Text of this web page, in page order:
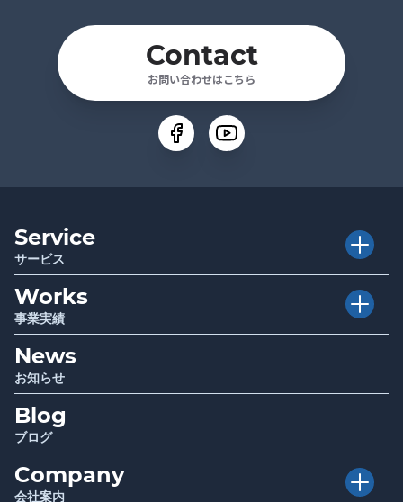
Contact
お問い合わせはこちら
Service
サービス
Executive Club
Club TRAPE クラブトラピ
Sociwell
Infrastructure
Works
事業実績
Project
Seminar 講演 / セミナー
Report
News
お知らせ
Blog
ブログ
Company
会社案内